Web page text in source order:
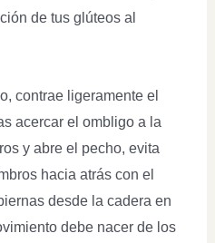
de tus glúteos al
contrae ligeramente el
acercar el ombligo a la
y abre el pecho, evita
hacia atrás con el
desde la cadera en
debe nacer de los